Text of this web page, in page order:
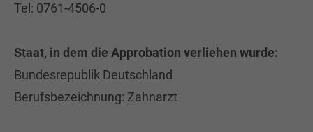
Tel: 0761-4506-0
Staat, in dem die Approbation verliehen wurde:
Bundesrepublik Deutschland
Berufsbezeichnung: Zahnarzt